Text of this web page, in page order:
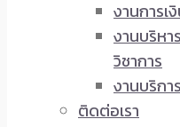
งานการเ
งานบริหา
วิชาการ
งานบริกา
ติดต่อเรา